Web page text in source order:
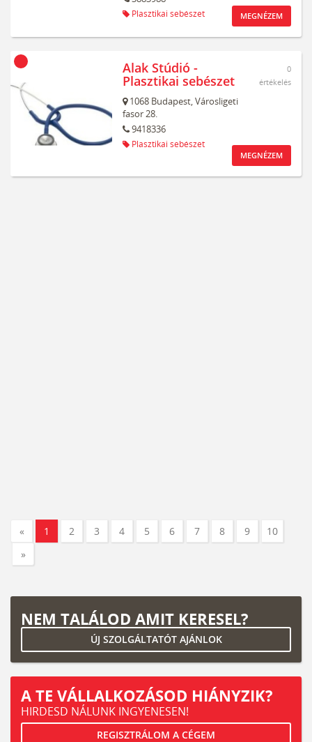
Plasztikai sebészet MEGNÉZEM
Alak Stúdió -
Plasztikai sebészet
1068 Budapest,Városligeti
fasor 28.
9418336
Plasztikai sebészet
0
értékelés
MEGNÉZEM
« 1 2 3 4 5 6 7 8 9
10
»
NEM TALÁLOD AMIT KERESEL?
ÚJ SZOLGÁLTATÓT AJÁNLOK
A TE VÁLLALKOZÁSOD HIÁNYZIK?
HIRDESD NÁLUNK INGYENESEN!
REGISZTRÁLOM A CÉGEM